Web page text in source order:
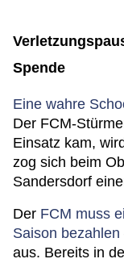
Spende
Eine wahre
Der FCM-
Einsatz kam,
zog sich beim
Sandersdorf
Der FCM muss
Saison bezahlen
aus. Bereits in